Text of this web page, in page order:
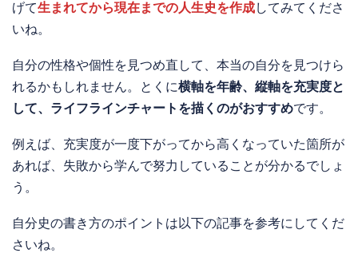
げて生まれてから現在までの人生史を作成してみてくださ
いね。
自分の性格や個性を見つめ直して、本当の自分を見つけら
れるかもしれません。とくに横軸を年齢、縦軸を充実度と
して、ライフラインチャートを描くのがおすすめです。
例えば、充実度が一度下がってから高くなっていた箇所が
あれば、失敗から学んで努力していることが分かるでしょ
う。
自分史の書き方のポイントは以下の記事を参考にしてくだ
さいね。